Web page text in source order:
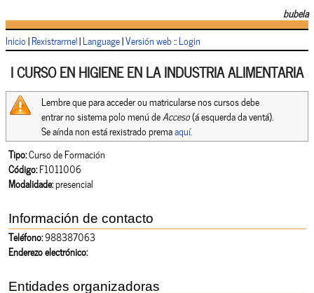
bubela
Inicio|Rexistrarme!|Language|Versión web::Login
I CURSO EN HIGIENE EN LA INDUSTRIA ALIMENTARIA
Lembre que para acceder ou matricularse nos cursos debe
entrar no sistema polo menú deAcceso(á esquerda da ventá).
Se aínda non está rexistrado premaaquí.
Tipo:Curso de Formación
Código:F1011006
Modalidade:presencial
Información de contacto
Teléfono:988387063
Enderezo electrónico:
Entidades organizadoras